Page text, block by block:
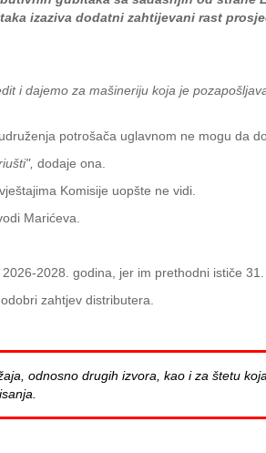
izaziva dodatni zahtijevani rast
i dajemo za mašineriju koja je
potrošača uglavnom ne mogu da
dodaje ona.
Komisije uopšte ne vidi.
Marićeva.
2028. godina, jer im prethodni ističe 31.
zahtjev distributera.
odnosno drugih izvora, kao i za štetu koja